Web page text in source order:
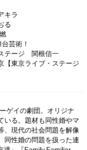
キラ
る
芸術！
テージ 関根信一
【東京ライブ・ステージ
ゲイの劇団。オリジナ
いる。題材も同性婚やマ
、現代の社会問題を解像
同性婚の問題を扱った連